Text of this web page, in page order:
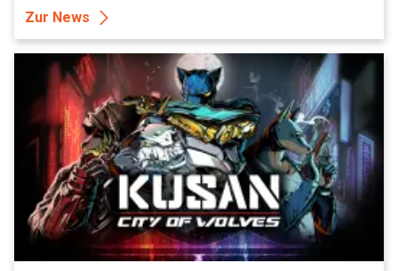
Sammlerstücken, in Telegramm-Missionen
Zur News